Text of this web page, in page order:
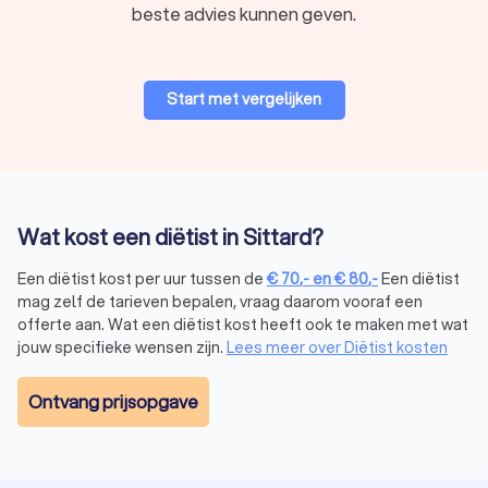
voedingsaanpassingen, zoals een natriumarm dieet, kan
een diëtist helpt om triggers te herkennen en
een voedingspatroon te ontwikkelen dat de klachten
Ondergewicht, overgewicht en obesitas:
biedt begeleiding bij gewichtsbeheersing door middel
van duurzame en gezonde eetgewoonten.
Eetstoornissen:in samenwerking met psychologen en
artsen kan een diëtist ondersteunen bij het herstellen
van een gezond eetpatroon.
Omdat diëtisten bevoegd zijn om medische
voedingsadviezen te geven, werken ze vaak in ziekenhuizen,
revalidatiecentra, huisartsenpraktijken en zelfstandige
diëtistenpraktijken. In veel gevallen wordt de begeleiding
beste advies kunnen geven.
Start met vergelijken
Wat kost een diëtist in Sittard?
Een diëtist kost per uur tussen de € 70,- en€80,-Een diëtist
mag zelf de tarieven bepalen, vraag daarom vooraf een
offerte aan. Wat een diëtist kost heeft ook te maken met wat
jouw specifieke wensen zijn. Lees meer over Diëtist kosten
Ontvang prijsopgave